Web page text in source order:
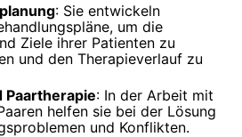
: Sie entwickeln
um die
Ziele ihrer Patienten zu
und den Therapieverlauf zu
Paartherapie: In der Arbeit mit
helfen sie bei der Lösung
und Konflikten.